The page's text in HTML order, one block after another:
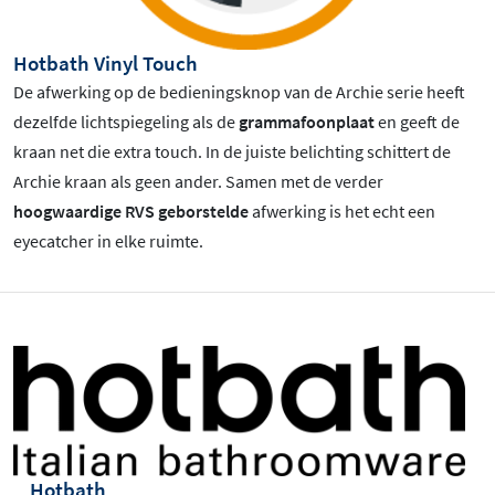
Hotbath Vinyl Touch
De afwerking op de bedieningsknop van de Archie serie heeft
dezelfde lichtspiegeling als de grammafoonplaaten geeft de
kraan net die extra touch. In de juiste belichting schittert de
Archie kraan als geen ander. Samen met de verder
hoogwaardige RVS geborsteldeafwerking is het echt een
eyecatcher in elke ruimte.
Hotbath